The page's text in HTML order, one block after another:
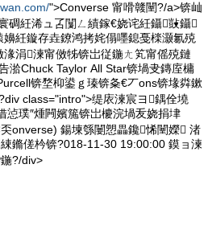
">Converse 甯嗗竷闉?/a>锛屾
碉紝浠ュ叾闅ㄥ績鎵€娆诧紝鑷敱鑷
紝鏇存垚鐐鸿拷姹傝嚜鎴戞檪灏氱殑
涓湅甯傚牬锛岀従鍦ㄤ笂甯傜殑鏈
湁Chuck Taylor All Star锛堝叏鏄庢槦
锛堥枊鍙ｇ瑧锛夈€丆ons锛堟粦鏉
class="intro">缇庡湅宸ヨ鍝佺墝
惉璞″煄闁嬪箷锛岀櫦浣堝叐娆捐垏
onverse) 鍚堜綔闄愬畾鑱悕闉嬫 渚
鏅傞枔锛?018-11-30 19:00:00 鏌ョ湅
?/div>